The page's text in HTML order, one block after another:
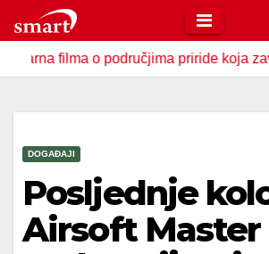
to
contento područjima priride koja zavrjeđuju
DOGAĐAJI
Posljednje
Airsoft Master